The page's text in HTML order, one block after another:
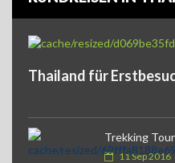
Thailand für
Trekking
11 Sep 2016